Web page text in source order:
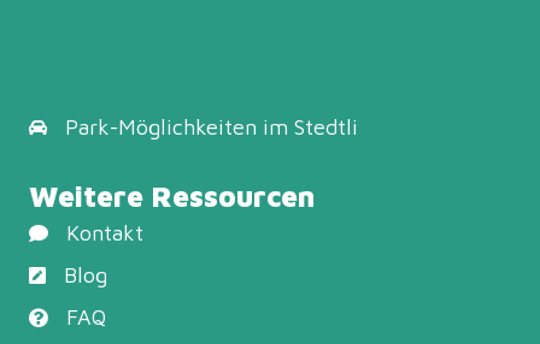
Park-Möglichkeiten im Stedtli
Weitere Ressourcen
Kontakt
Blog
FAQ